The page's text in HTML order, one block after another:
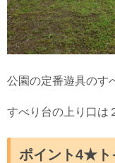
公園の定番遊具のす
すべり台の上り口は
ポイント4★ト